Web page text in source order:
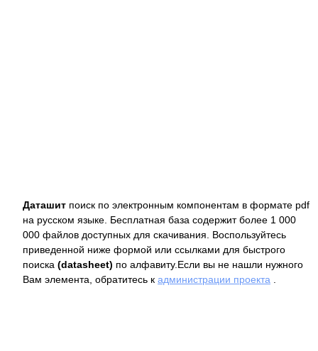
Даташит поиск по электронным компонентам в формате pdf
на русском языке. Бесплатная база содержит более 1 000
000 файлов доступных для скачивания. Воспользуйтесь
приведенной ниже формой или ссылками для быстрого
поиска (datasheet) по алфавиту.Если вы не нашли нужного
Вам элемента, обратитесь к администрации проекта